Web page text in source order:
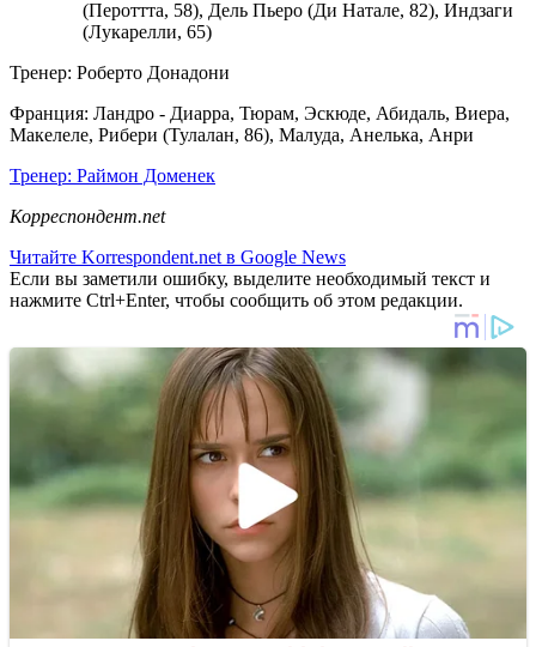
(Пероттта, 58), Дель Пьеро (Ди Натале, 82), Индзаги
(Лукарелли, 65)
Тренер: Роберто Донадони
Франция: Ландро - Диарра, Тюрам, Эскюде, Абидаль, Виера,
Макелеле, Рибери (Тулалан, 86), Малуда, Анелька, Анри
Тренер: Раймон Доменек
Корреспондент.net
Читайте Korrespondent.net в Google News
Если вы заметили ошибку, выделите необходимый текст и
нажмите Ctrl+Enter, чтобы сообщить об этом редакции.